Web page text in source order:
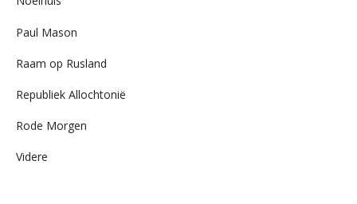
Paul Mason
Raam op Rusland
Republiek Allochtonië
Rode Morgen
Videre